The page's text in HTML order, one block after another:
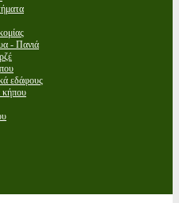
- Πανιά
εδάφους
κήπου